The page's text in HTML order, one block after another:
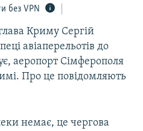
без VPN
Криму Сергій
авіаперельотів до
аеропорт Сімферополя
Про це повідомляють
немає, це чергова